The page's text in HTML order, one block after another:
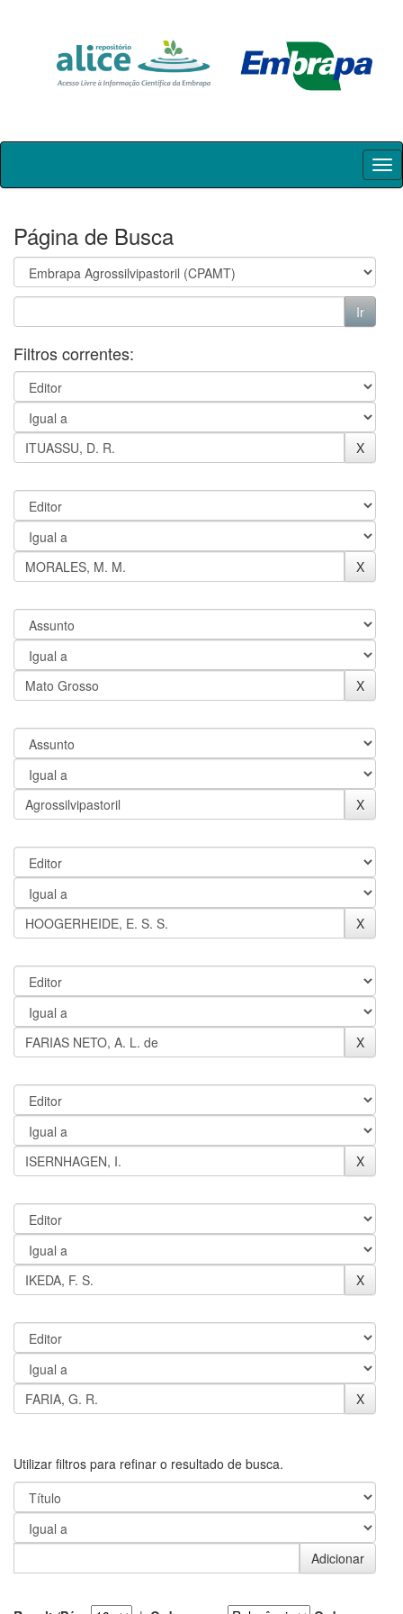
Skip
Página de Busca
Filtros correntes:
Utilizar filtros para refinar o resultado de busca.